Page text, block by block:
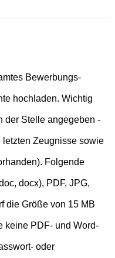
Bewerbungs-
hochladen. Wichtig
der Stelle angegeben -
letzten Zeugnisse sowie
Folgende
docx), PDF, JPG,
die Größe von 15 MB
keine PDF- und Word-
oder